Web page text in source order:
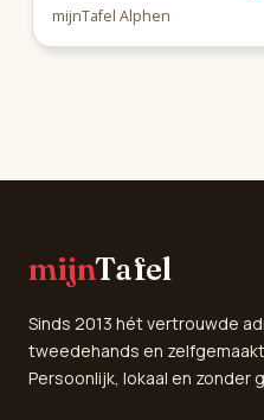
mijnTafel Alphen
mijnTafel
Sinds 2013 hét vertrouwde
tweedehands en
Persoonlijk, lokaal en zonder